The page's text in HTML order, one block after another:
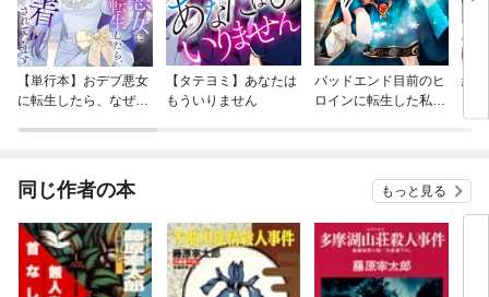
【単行本】おデブ悪女
に転生したら、なぜか
【タテヨミ】あなたは
もういりません
バッドエンド目前のヒ
ロインに転生した私、
結
同じ作者の本 もっと見る